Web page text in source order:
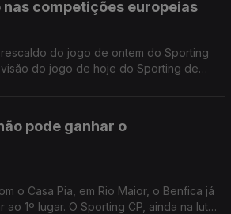
nas competições europeias
do jogo de ontem do Sporting
do jogo de hoje do Sporting de
pode ganhar o
o Casa Pia, em Rio Maior, o Benfica já
1º lugar. O Sporting CP, ainda na luta